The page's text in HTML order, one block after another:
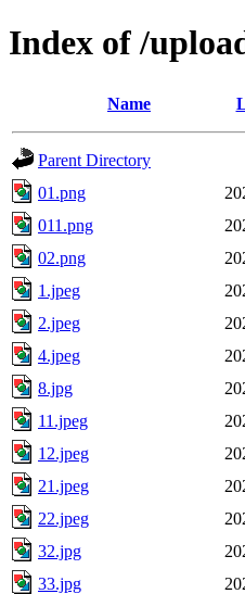
Index of /
Name
Parent Directory
01.png
011.png
02.png
1.jpeg
2.jpeg
4.jpeg
8.jpg
11.jpeg
12.jpeg
21.jpeg
22.jpeg
32.jpg
33.jpg